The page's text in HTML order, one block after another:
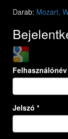
Darab: Mozart,
Login with Google
Felhasználónév
Jelszó *